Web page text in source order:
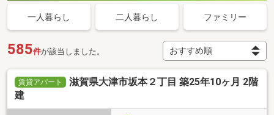
一人暮らし 二人暮らし ファミリー
585件が該当しました。
賃貸アパート
滋賀県大津市坂本２丁目 築25年10ヶ月 2階
建